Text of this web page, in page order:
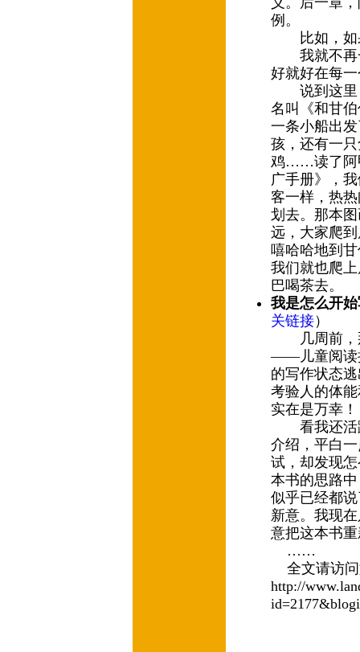
例。
比如，如
我就不再
好就好在每
说到这里，
名叫《和甘
一条小船出
孩，还有一
鸡……读了阿
广手册》，
客一样，热
划去。那本
远，大家爬
嘻哈哈地到
我们就也爬
巴喝茶去。
我是怎么开
关链接）
几周前，
——儿童阅读
的写作状态
考验人的体
实在是万幸
看我还活
介绍，平白
试，却发现
本书的思路
似乎已经都
新意。我现
意把这本书
……
全文请访
http://